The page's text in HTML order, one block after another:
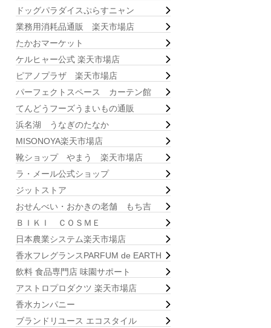
ドッグパラダイスぷらすニャン
業務用消耗品通販 楽天市場店
たかおマーケット
ケルヒャー公式 楽天市場店
ピアノプラザ 楽天市場店
パーフェクトスペース カーテン館
てんどうフーズうまいもの通販
浜名湖 うなぎのたなか
MISONOYA楽天市場店
靴ショップ やまう 楽天市場店
ラ・メール公式ショップ
ジットストア
おせんべい・おかきの老舗 もち吉
ＢＩＫＩ ＣＯＳＭＥ
日本農業システム楽天市場店
香水フレグランスPARFUM de EARTH
飲料 食品専門店 味園サポート
アストロプロダクツ 楽天市場店
香水カンパニー
ブランドリユース エコスタイル